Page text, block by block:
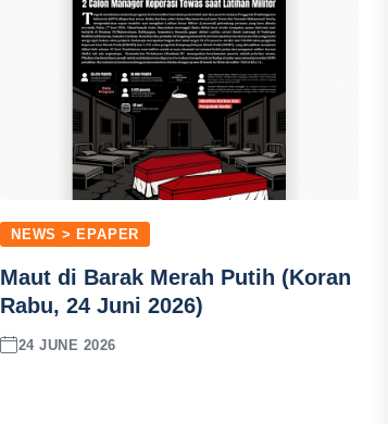
NEWS > EPAPER
Maut di Barak Merah Putih (Koran
Rabu, 24 Juni 2026)
24 JUNE 2026